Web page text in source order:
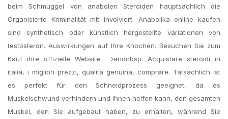
beim Schmuggel von anabolen Steroiden hauptsächlich die
Organisierte Kriminalität mit involviert. Anabolika online kaufen
sind synthetisch oder künstlich hergestellte variationen von
testosteron. Auswirkungen auf Ihre Knochen. Besuchen Sie zum
Kauf ihre offizielle Website —>andnbsp. Acquistare steroidi in
italia, i migliori prezzi, qualità genuina, comprare. Tatsächlich ist
es perfekt für den Schneidprozess geeignet, da es
Muskelschwund verhindern und Ihnen helfen kann, den gesamten
Muskel, den Sie aufgebaut haben, zu erhalten, während Sie